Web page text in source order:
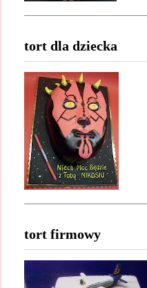
tort dla dziecka
tort firmowy